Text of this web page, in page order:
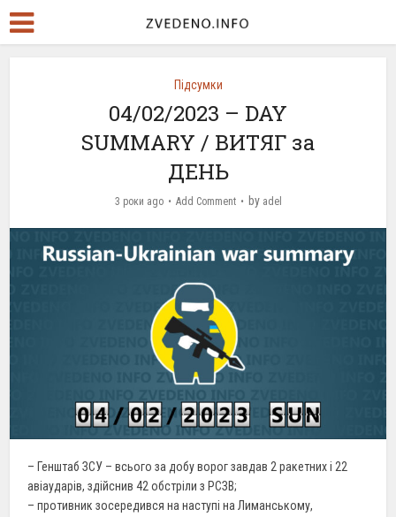
Підсумки
04/02/2023 – DAY
SUMMARY / ВИТЯГ за
ДЕНЬ
3 роки ago Add Comment by adel
– Генштаб ЗСУ – всього за добу ворог завдав 2 ракетних і 22
авіаударів, здійснив 42 обстріли з РСЗВ;
– противник зосередився на наступі на Лиманському,